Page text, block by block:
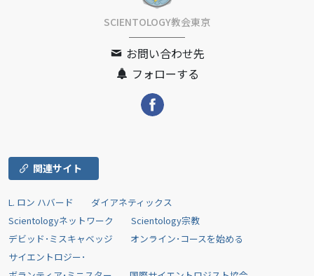
SCIENTOLOGY教会東京
お問い合わせ先
フォローする
関連サイト
L. ロン ハバード
ダイアネティックス
Scientologyネットワーク
Scientology宗教
デビッド･ミスキャベッジ
オンライン･コースを始める
サイエントロジー･